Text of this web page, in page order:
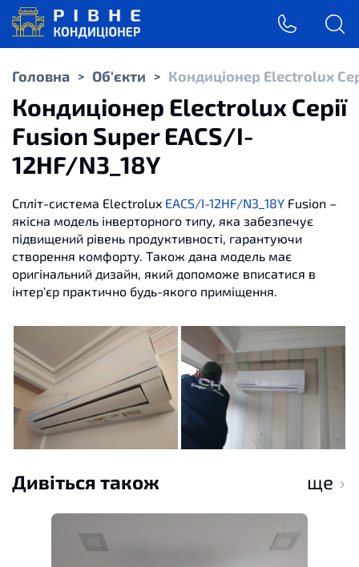
Головна > Об'єкти > Кондиціонер Electrolux
Кондиціонер Electrolux Серії
Fusion Super EACS/I-
12HF/N3_18Y
Спліт-система Electrolux EACS/I-12HF/N3_18Y Fusion –
якісна модель інверторного типу, яка забезпечує
підвищений рівень продуктивності, гарантуючи
створення комфорту. Також дана модель має
оригінальний дизайн, який допоможе вписатися в
інтер'єр практично будь-якого приміщення.
Дивіться також ще